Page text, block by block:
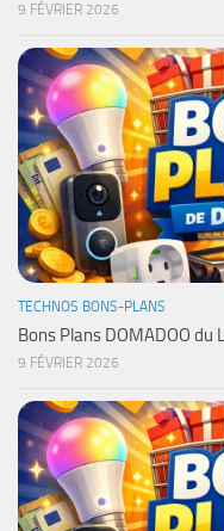
9 FÉVRIER 2026
TECHNOS BONS-PLANS
Bons Plans DOMADOO du
9 FÉVRIER 2026